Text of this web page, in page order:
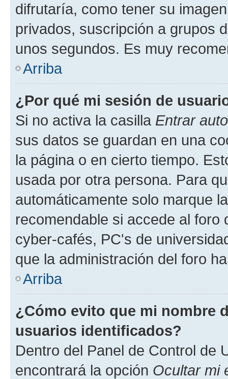
difrutaría, como tener su
privados, suscripción a grupos
unos segundos. Es muy
Arriba
¿Por qué mi sesión de
Si no activa la casilla Entrar
sus datos se guardan en una
la página o en cierto tiempo.
usada por otra persona. Para
automáticamente solo marque
recomendable si accede al foro
cyber-cafés, PC's de
que la administración del foro
Arriba
¿Cómo evito que mi nombre
usuarios identificados?
Dentro del Panel de Control de
encontrará la opción Ocultar mi